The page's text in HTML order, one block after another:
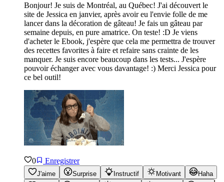
Bonjour! Je suis de Montréal, au Québec! J'ai découvert le
site de Jessica en janvier, après avoir eu l'envie folle de me
lancer dans la décoration de gâteau! Je fais un gâteau par
semaine depuis, en pure amatrice. On teste! :D Je viens
d'acheter le Ebook, j'espère que cela me permettra de trouver
des recettes favorites à faire et refaire sans crainte de les
manquer. Je suis encore beaucoup dans les tests... J'espère
pouvoir échanger avec vous davantage! :) Merci Jessica pour
ce bel outil!
0 Enregistrer
J'aime Surprise Instructif Motivant
Haha